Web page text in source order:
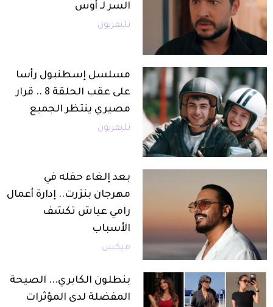
السر لـ أوس
تليفزيون
مسلسل إسطنبول رأسا
على عقب الحلقة 8 .. قرار
مصيري ينتظر الجميع
تليفزيون
بعد إلغاء حفله في
مهرجان بنزرت.. إدارة أعمال
رامي عياش تكشف
الأسباب
ميكس
بنطلون الكابري... الصيحة
المفضلة لدى المؤثرات